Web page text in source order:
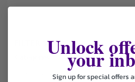
FILTER STORE
Coupons
Unlock
your
Sign up for special offers